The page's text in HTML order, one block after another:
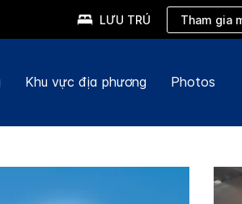
LƯU TRÚ Tham gia
Khu vực địa phương Photos